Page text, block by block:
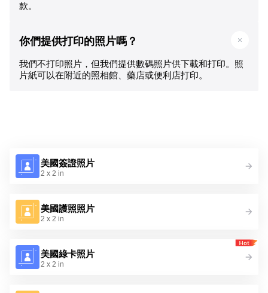
款。
你們提供打印的照片嗎？
我們不打印照片，但我們提供數碼照片供下載和打印。照
片紙可以在附近的照相館、藥店或便利店打印。
美國簽證照片
2 x 2 in
美國護照照片
2 x 2 in
美國綠卡照片
2 x 2 in